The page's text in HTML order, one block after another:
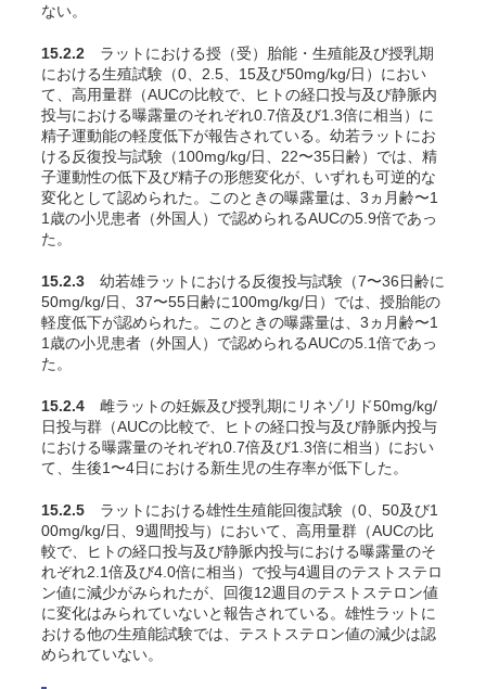
ない。
15.2.2 ラットにおける授（受）胎能・生殖能及び授乳期
における生殖試験（0、2.5、15及び50mg/kg/日）におい
て、高用量群（AUCの比較で、ヒトの経口投与及び静脈内
投与における曝露量のそれぞれ0.7倍及び1.3倍に相当）に
精子運動能の軽度低下が報告されている。幼若ラットにお
ける反復投与試験（100mg/kg/日、22〜35日齢）では、精
子運動性の低下及び精子の形態変化が、いずれも可逆的な
変化として認められた。このときの曝露量は、3ヵ月齢〜1
1歳の小児患者（外国人）で認められるAUCの5.9倍であっ
た。
15.2.3 幼若雄ラットにおける反復投与試験（7〜36日齢に
50mg/kg/日、37〜55日齢に100mg/kg/日）では、授胎能の
軽度低下が認められた。このときの曝露量は、3ヵ月齢〜1
1歳の小児患者（外国人）で認められるAUCの5.1倍であっ
た。
15.2.4 雌ラットの妊娠及び授乳期にリネゾリド50mg/kg/
日投与群（AUCの比較で、ヒトの経口投与及び静脈内投与
における曝露量のそれぞれ0.7倍及び1.3倍に相当）におい
て、生後1〜4日における新生児の生存率が低下した。
15.2.5 ラットにおける雄性生殖能回復試験（0、50及び1
00mg/kg/日、9週間投与）において、高用量群（AUCの比
較で、ヒトの経口投与及び静脈内投与における曝露量のそ
れぞれ2.1倍及び4.0倍に相当）で投与4週目のテストステロ
ン値に減少がみられたが、回復12週目のテストステロン値
に変化はみられていないと報告されている。雄性ラットに
おける他の生殖能試験では、テストステロン値の減少は認
められていない。